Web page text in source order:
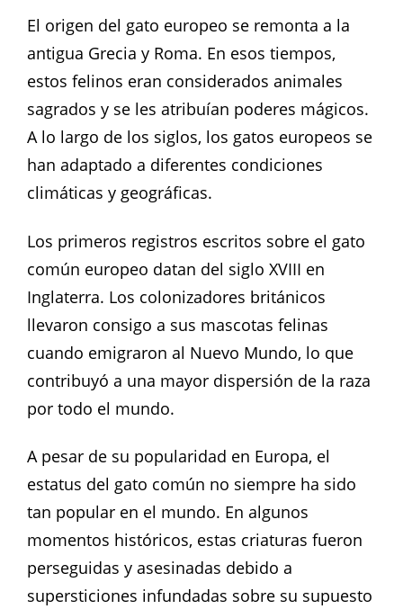
El origen del gato europeo se remonta a la
antigua Grecia y Roma. En esos tiempos,
estos felinos eran considerados animales
sagrados y se les atribuían poderes mágicos.
A lo largo de los siglos, los gatos europeos se
han adaptado a diferentes condiciones
climáticas y geográficas.
Los primeros registros escritos sobre el gato
común europeo datan del siglo XVIII en
Inglaterra. Los colonizadores británicos
llevaron consigo a sus mascotas felinas
cuando emigraron al Nuevo Mundo, lo que
contribuyó a una mayor dispersión de la raza
por todo el mundo.
A pesar de su popularidad en Europa, el
estatus del gato común no siempre ha sido
tan popular en el mundo. En algunos
momentos históricos, estas criaturas fueron
perseguidas y asesinadas debido a
supersticiones infundadas sobre su supuesto